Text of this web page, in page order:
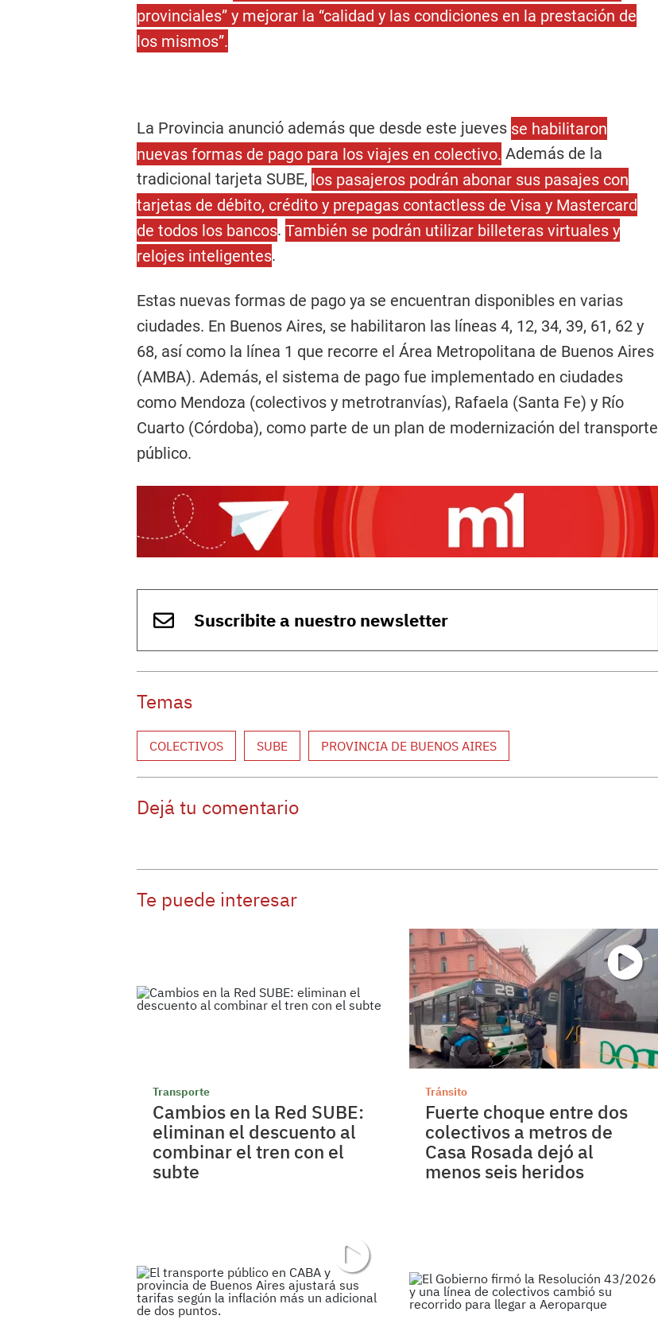
provinciales” y mejorar la “calidad y las condiciones en la prestación de
los mismos”.
La Provincia anunció además que desde este jueves se habilitaron
nuevas formas de pago para los viajes en colectivo. Además de la
tradicional tarjeta SUBE, los pasajeros podrán abonar sus pasajes con
tarjetas de débito, crédito y prepagas contactless de Visa y Mastercard
de todos los bancos. También se podrán utilizar billeteras virtuales y
relojes inteligentes.
Estas nuevas formas de pago ya se encuentran disponibles en varias
ciudades. En Buenos Aires, se habilitaron las líneas 4, 12, 34, 39, 61, 62 y
68, así como la línea 1 que recorre el Área Metropolitana de Buenos Aires
(AMBA). Además, el sistema de pago fue implementado en ciudades
como Mendoza (colectivos y metrotranvías), Rafaela (Santa Fe) y Río
Cuarto (Córdoba), como parte de un plan de modernización del transporte
público.
Suscribite a nuestro newsletter
Temas
COLECTIVOS SUBE PROVINCIA DE BUENOS AIRES
Dejá tu comentario
Te puede interesar
Transporte
Cambios en la Red SUBE:
eliminan el descuento al
combinar el tren con el
subte
Tránsito
Fuerte choque entre dos
colectivos a metros de
Casa Rosada dejó al
menos seis heridos